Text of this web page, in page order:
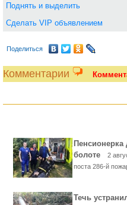
Поднять и выделить
Сделать VIP объявлением
Поделиться
Комментарии
Пенсионерка
болоте
2
поста 286-й
Течь